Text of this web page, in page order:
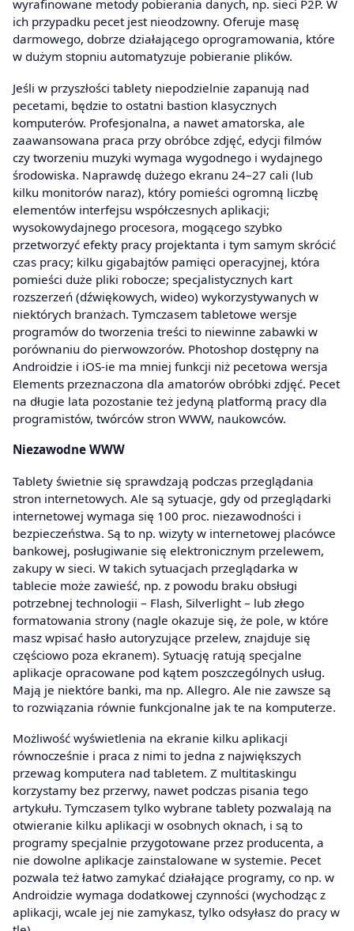
wyrafinowane metody pobierania danych, np. sieci P2P. W
ich przypadku pecet jest nieodzowny. Oferuje masę
darmowego, dobrze działającego oprogramowania, które
w dużym stopniu automatyzuje pobieranie plików.
Jeśli w przyszłości tablety niepodzielnie zapanują nad
pecetami, będzie to ostatni bastion klasycznych
komputerów. Profesjonalna, a nawet amatorska, ale
zaawansowana praca przy obróbce zdjęć, edycji filmów
czy tworzeniu muzyki wymaga wygodnego i wydajnego
środowiska. Naprawdę dużego ekranu 24–27 cali (lub
kilku monitorów naraz), który pomieści ogromną liczbę
elementów interfejsu współczesnych aplikacji;
wysokowydajnego procesora, mogącego szybko
przetworzyć efekty pracy projektanta i tym samym skrócić
czas pracy; kilku gigabajtów pamięci operacyjnej, która
pomieści duże pliki robocze; specjalistycznych kart
rozszerzeń (dźwiękowych, wideo) wykorzystywanych w
niektórych branżach. Tymczasem tabletowe wersje
programów do tworzenia treści to niewinne zabawki w
porównaniu do pierwowzorów. Photoshop dostępny na
Androidzie i iOS-ie ma mniej funkcji niż pecetowa wersja
Elements przeznaczona dla amatorów obróbki zdjęć. Pecet
na długie lata pozostanie też jedyną platformą pracy dla
programistów, twórców stron WWW, naukowców.
Niezawodne WWW
Tablety świetnie się sprawdzają podczas przeglądania
stron internetowych. Ale są sytuacje, gdy od przeglądarki
internetowej wymaga się 100 proc. niezawodności i
bezpieczeństwa. Są to np. wizyty w internetowej placówce
bankowej, posługiwanie się elektronicznym przelewem,
zakupy w sieci. W takich sytuacjach przeglądarka w
tablecie może zawieść, np. z powodu braku obsługi
potrzebnej technologii – Flash, Silverlight – lub złego
formatowania strony (nagle okazuje się, że pole, w które
masz wpisać hasło autoryzujące przelew, znajduje się
częściowo poza ekranem). Sytuację ratują specjalne
aplikacje opracowane pod kątem poszczególnych usług.
Mają je niektóre banki, ma np. Allegro. Ale nie zawsze są
to rozwiązania równie funkcjonalne jak te na komputerze.
Możliwość wyświetlenia na ekranie kilku aplikacji
równocześnie i praca z nimi to jedna z największych
przewag komputera nad tabletem. Z multitaskingu
korzystamy bez przerwy, nawet podczas pisania tego
artykułu. Tymczasem tylko wybrane tablety pozwalają na
otwieranie kilku aplikacji w osobnych oknach, i są to
programy specjalnie przygotowane przez producenta, a
nie dowolne aplikacje zainstalowane w systemie. Pecet
pozwala też łatwo zamykać działające programy, co np. w
Androidzie wymaga dodatkowej czynności (wychodząc z
aplikacji, wcale jej nie zamykasz, tylko odsyłasz do pracy w